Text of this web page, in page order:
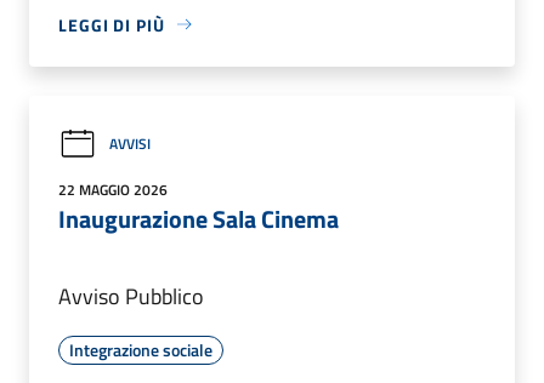
LEGGI DI PIÙ
AVVISI
22 MAGGIO 2026
Inaugurazione Sala Cinema
Avviso Pubblico
Integrazione sociale